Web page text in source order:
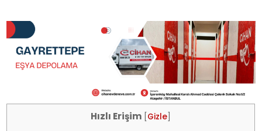
Hızlı Erişim Gizle